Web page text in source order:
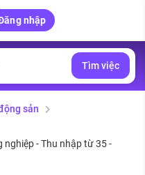
nhập
Tìm việc
sản
nghiệp - Thu nhập từ 35 -